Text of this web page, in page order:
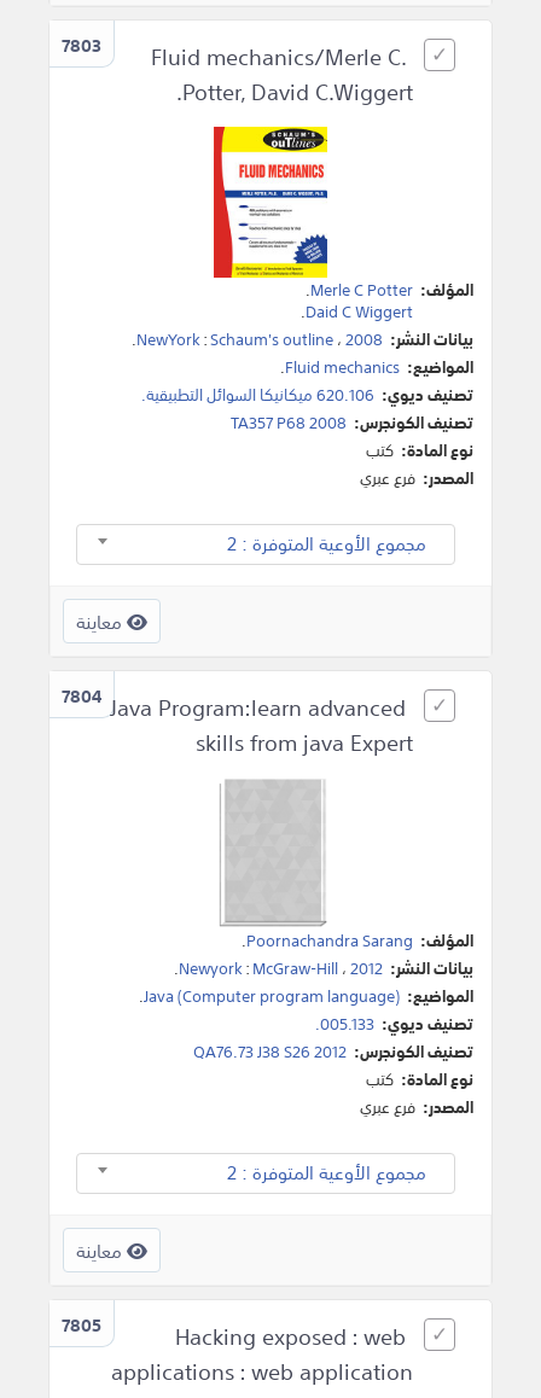
7803
Fluid mechanics/Merle C.
Potter, David C.Wiggert.
المؤلف: Merle C Potter
.
Daid C Wiggert
.
بيانات النشر:
NewYork:Schaum's outline،2008
.
المواضيع: Fluid mechanics
.
تصنيف ديوي: 620.106 ميكانيكا السوائل التطبيقية.
تصنيف الكونجرس: TA357 P68 2008
نوع المادة: كتب
المصدر: فرع عبري
مجموع الأوعية المتوفرة : 2
معاينة
7804 Java Program:learn advanced
skills from java Expert
المؤلف: Poornachandra Sarang
.
بيانات النشر:
Newyork:McGraw-Hill،2012
.
المواضيع: Java (Computer program language)
.
تصنيف ديوي: 005.133.
تصنيف الكونجرس: QA76.73 J38 S26 2012
نوع المادة: كتب
المصدر: فرع عبري
مجموع الأوعية المتوفرة : 2
معاينة
7805
Hacking exposed : web
applications : web application